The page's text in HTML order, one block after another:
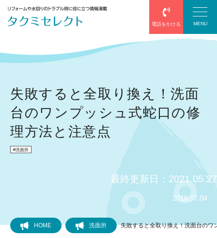
電話をかける MENU
防水
エアコン
屋根葺き替え
失敗すると全取り換え！洗面
台のワンプッシュ式蛇口の修
理方法と注意点
洗面所
2018.07.04
最終更新日：2021.05.27
HOME 洗面所 失敗すると全取り換え！洗面台のワ